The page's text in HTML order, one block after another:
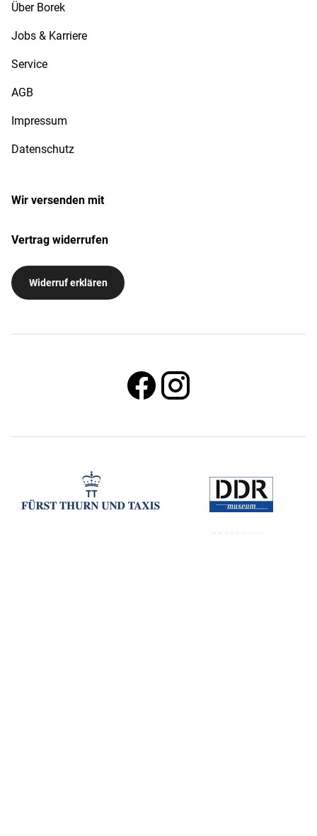
Über Borek
Jobs & Karriere
Service
AGB
Impressum
Datenschutz
Wir versenden mit
Vertrag widerrufen
Widerruf erklären